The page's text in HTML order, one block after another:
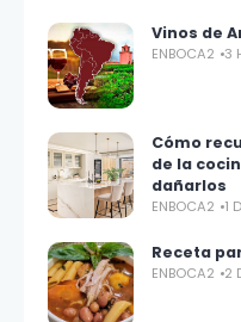
Vinos de
ENBOCA2 3
Cómo
de la
dañarlos
ENBOCA2 1
Receta
ENBOCA2 2